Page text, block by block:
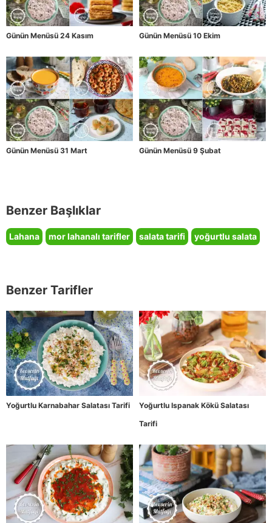
Günün Menüsü 24 Kasım Günün Menüsü 10 Ekim
Günün Menüsü 31 Mart Günün Menüsü 9 Şubat
Benzer Başlıklar
Lahana mor lahanalı tarifler salata tarifi yoğurtlu salata
Benzer Tarifler
Yoğurtlu Karnabahar Salatası Tarifi
Yoğurtlu Ispanak Kökü Salatası
Tarifi